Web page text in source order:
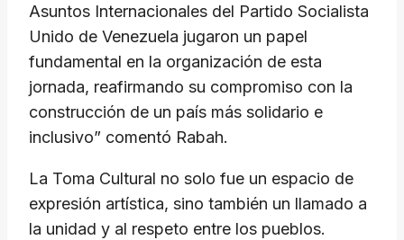
Asuntos Internacionales del Partido Socialista
Unido de Venezuela jugaron un papel
fundamental en la organización de esta
jornada, reafirmando su compromiso con la
construcción de un país más solidario e
inclusivo” comentó Rabah.
La Toma Cultural no solo fue un espacio de
expresión artística, sino también un llamado a
la unidad y al respeto entre los pueblos.